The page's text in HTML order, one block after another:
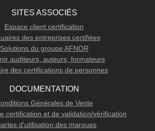
SITES ASSOCIÉS
Espace client certification
des entreprises certifiées
Solutions du groupe AFNOR
auditeurs, auteurs, formateurs
des certifications de personnes
DOCUMENTATION
Générales de Vente
certification et de validation/vérification
d'utilisation des marques